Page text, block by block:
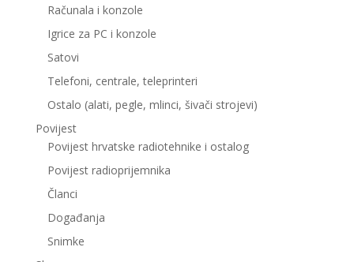
Računala i konzole
Igrice za PC i konzole
Satovi
Telefoni, centrale, teleprinteri
Ostalo (alati, pegle, mlinci, šivači strojevi)
Povijest
Povijest hrvatske radiotehnike i ostalog
Povijest radioprijemnika
Članci
Događanja
Snimke